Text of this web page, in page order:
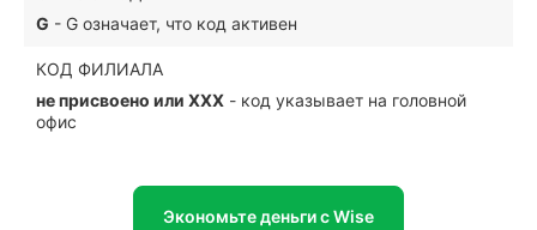
G - G означает, что код активен
КОД ФИЛИАЛА
не присвоено или XXX - код указывает на головной
офис
Экономьте деньги с Wise